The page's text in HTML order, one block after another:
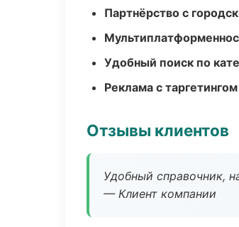
Партнёрство с
Удобный поиск по
Реклама с
Отзывы клиентов
Удобный справочник,
— Клиент компании